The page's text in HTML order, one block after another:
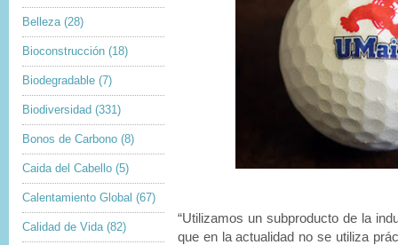
Belleza (28)
Bioconstrucción (18)
Biodegradable (7)
Biodiversidad (331)
Bonos de Carbono (8)
Caida del Cabello (5)
Calentamiento Global (67)
Calidad de Vida (82)
“Utilizamos un subproducto de la
que en la actualidad no se utiliza